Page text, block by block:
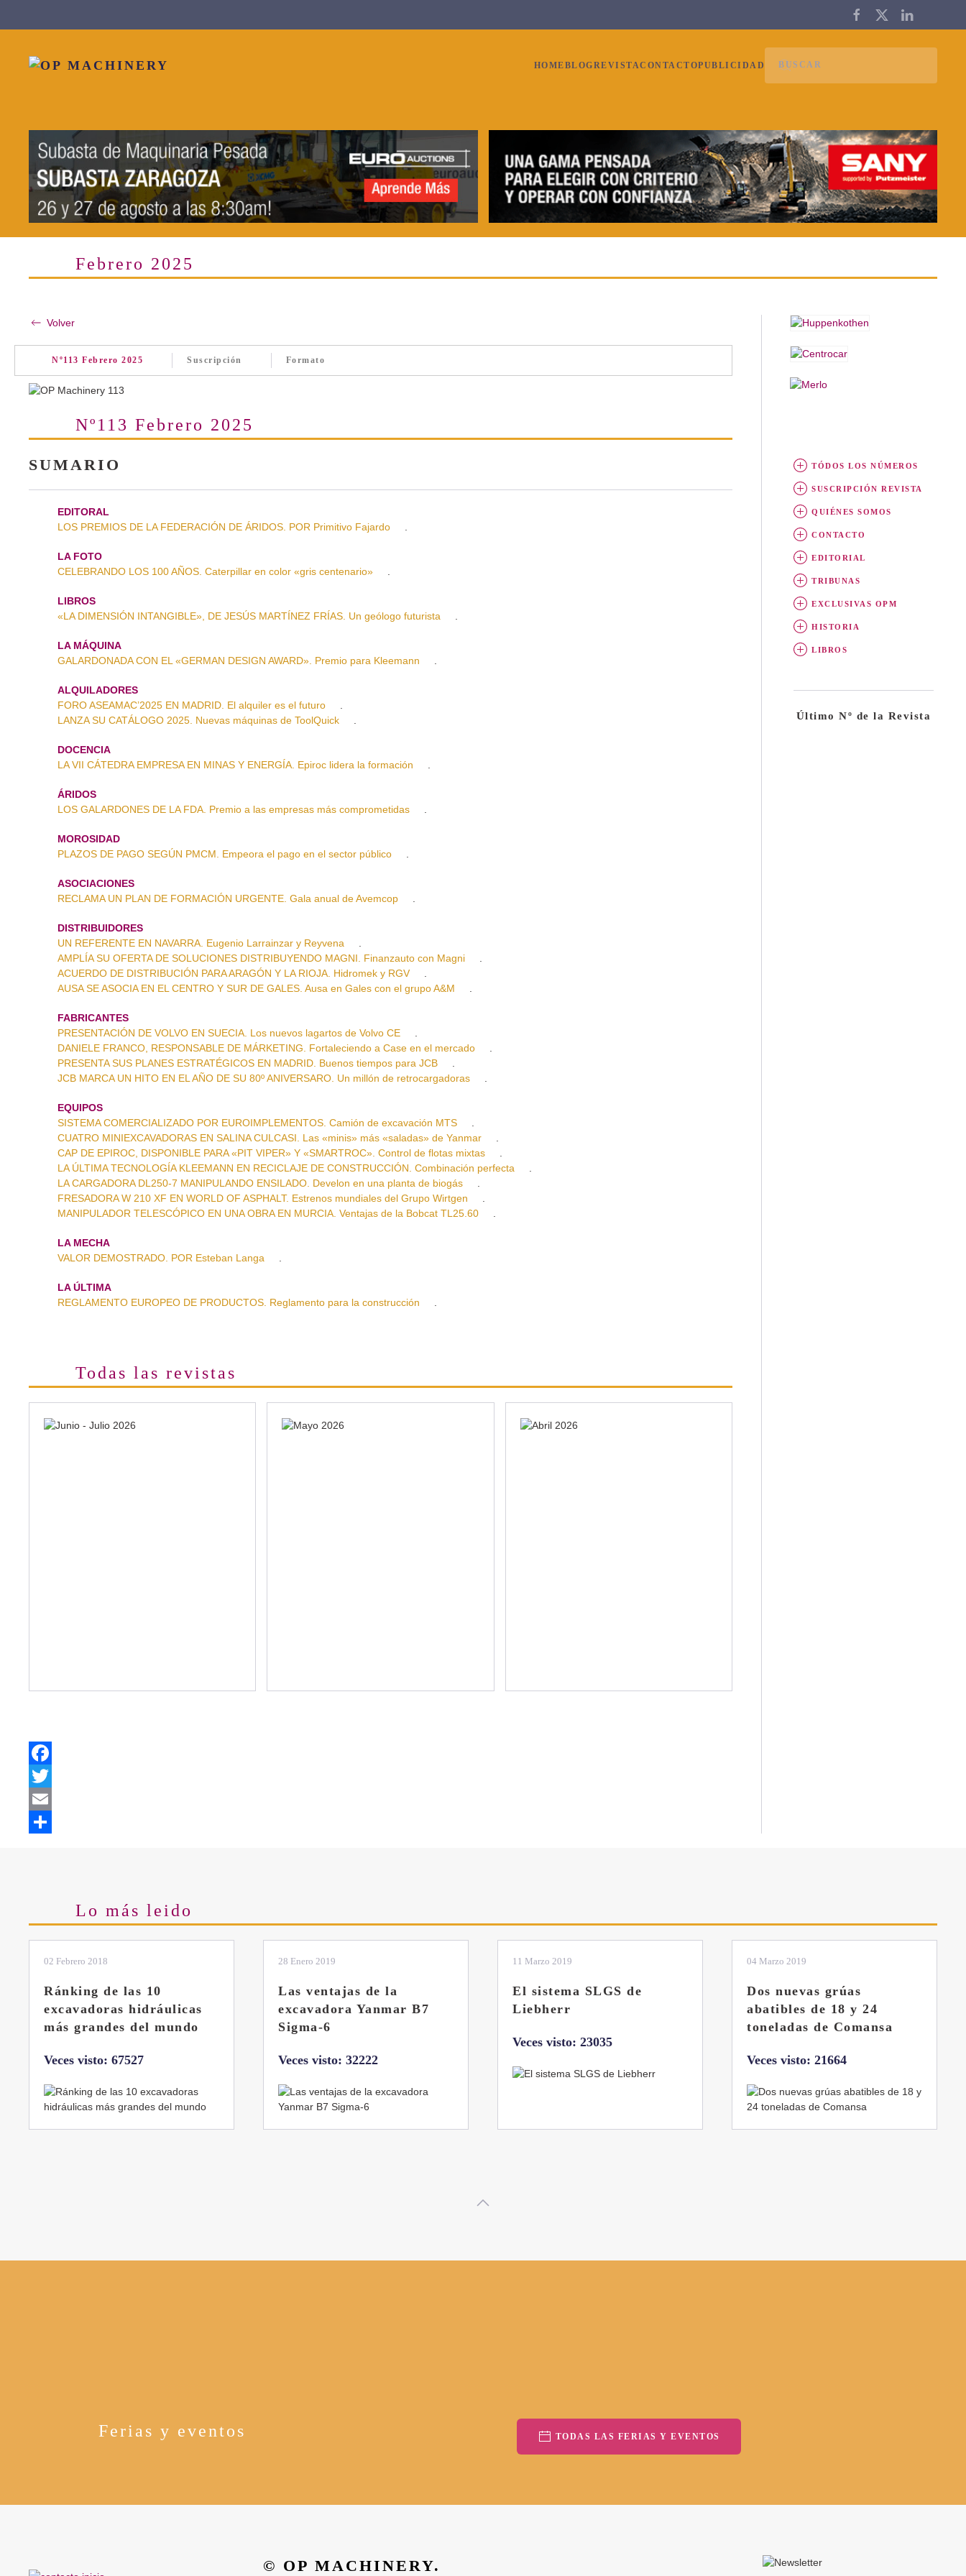
HOMEBLOGREVISTACONTACTOPUBLICIDAD
Febrero 2025
Volver
Nº113 Febrero 2025 Suscripción Formato
Nº113 Febrero 2025
SUMARIO
EDITORAL
LOS PREMIOS DE LA FEDERACIÓN DE ÁRIDOS. POR Primitivo Fajardo
.
LA FOTO
CELEBRANDO LOS 100 AÑOS. Caterpillar en color «gris centenario»
.
LIBROS
«LA DIMENSIÓN INTANGIBLE», DE JESÚS MARTÍNEZ FRÍAS. Un geólogo futurista
.
LA MÁQUINA
GALARDONADA CON EL «GERMAN DESIGN AWARD». Premio para Kleemann
.
ALQUILADORES
FORO ASEAMAC’2025 EN MADRID. El alquiler es el futuro
.
LANZA SU CATÁLOGO 2025. Nuevas máquinas de ToolQuick
.
DOCENCIA
LA VII CÁTEDRA EMPRESA EN MINAS Y ENERGÍA. Epiroc lidera la formación
.
ÁRIDOS
LOS GALARDONES DE LA FDA. Premio a las empresas más comprometidas
.
MOROSIDAD
PLAZOS DE PAGO SEGÚN PMCM. Empeora el pago en el sector público
.
ASOCIACIONES
RECLAMA UN PLAN DE FORMACIÓN URGENTE. Gala anual de Avemcop
.
DISTRIBUIDORES
UN REFERENTE EN NAVARRA. Eugenio Larrainzar y Reyvena
.
AMPLÍA SU OFERTA DE SOLUCIONES DISTRIBUYENDO MAGNI. Finanzauto con Magni
.
ACUERDO DE DISTRIBUCIÓN PARA ARAGÓN Y LA RIOJA. Hidromek y RGV
.
AUSA SE ASOCIA EN EL CENTRO Y SUR DE GALES. Ausa en Gales con el grupo A&M
.
FABRICANTES
PRESENTACIÓN DE VOLVO EN SUECIA. Los nuevos lagartos de Volvo CE
.
DANIELE FRANCO, RESPONSABLE DE MÁRKETING. Fortaleciendo a Case en el mercado
.
PRESENTA SUS PLANES ESTRATÉGICOS EN MADRID. Buenos tiempos para JCB
.
JCB MARCA UN HITO EN EL AÑO DE SU 80º ANIVERSARO. Un millón de retrocargadoras
.
EQUIPOS
SISTEMA COMERCIALIZADO POR EUROIMPLEMENTOS. Camión de excavación MTS
.
CUATRO MINIEXCAVADORAS EN SALINA CULCASI. Las «minis» más «saladas» de Yanmar
.
CAP DE EPIROC, DISPONIBLE PARA «PIT VIPER» Y «SMARTROC». Control de flotas mixtas
.
LA ÚLTIMA TECNOLOGÍA KLEEMANN EN RECICLAJE DE CONSTRUCCIÓN. Combinación perfecta
.
LA CARGADORA DL250-7 MANIPULANDO ENSILADO. Develon en una planta de biogás
.
FRESADORA W 210 XF EN WORLD OF ASPHALT. Estrenos mundiales del Grupo Wirtgen
.
MANIPULADOR TELESCÓPICO EN UNA OBRA EN MURCIA. Ventajas de la Bobcat TL25.60
.
LA MECHA
VALOR DEMOSTRADO. POR Esteban Langa
.
LA ÚLTIMA
REGLAMENTO EUROPEO DE PRODUCTOS. Reglamento para la construcción
.
Todas las revistas
Facebook
Twitter
Email
TÓDOS LOS NÚMEROS
SUSCRIPCIÓN REVISTA
QUIÉNES SOMOS
CONTACTO
EDITORIAL
TRIBUNAS
EXCLUSIVAS OPM
HISTORIA
LIBROS
Último Nº de la Revista
Lo más leido
28 Enero 2019
Las ventajas de la
excavadora Yanmar B7
Sigma-6
Veces visto: 32222
11 Marzo 2019
El sistema SLGS de
Liebherr
04 Marzo 2019
Dos nuevas grúas
abatibles de 18 y 24
01 Febrero 2019
La botella aún no está
llena
Ferias y eventos TODAS LAS FERIAS Y EVENTOS
© OP MACHINERY.